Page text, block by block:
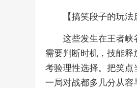
【搞笑段子的玩法
这些发生在王者峡
需要判断时机，技能
考验理性选择。把笑
一局对战都多几分从容